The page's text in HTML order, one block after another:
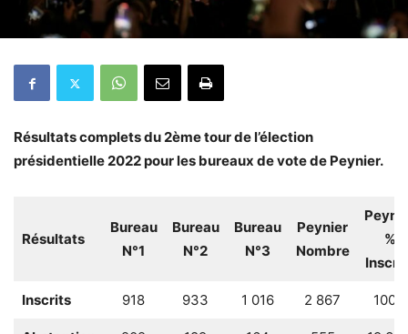
Résultats complets du 2ème tour de l’élection
présidentielle 2022 pour les bureaux de vote de Peynier.
Résultats
Bureau
N°1
Bureau
N°2
Bureau
N°3
Peynier
Nombre
%
Inscrits 918 933 1 016 2 867 100%